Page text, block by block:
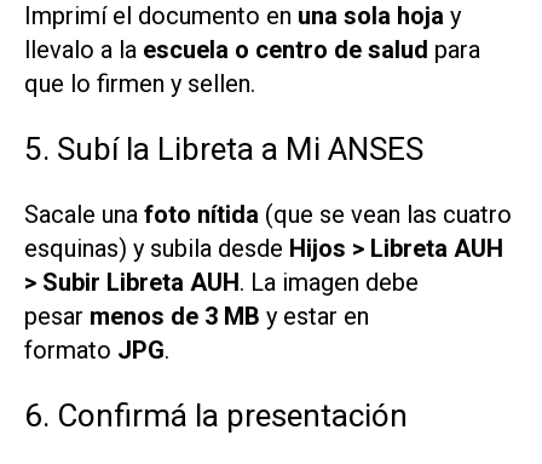
Imprimí el documento en una sola hoja y
llevalo a la escuela o centro de salud para
que lo firmen y sellen.
5. Subí la Libreta a Mi ANSES
Sacale una foto nítida (que se vean las cuatro
esquinas) y subila desde Hijos > Libreta AUH
> Subir Libreta AUH. La imagen debe
pesar menos de 3 MB y estar en
formato JPG.
6. Confirmá la presentación